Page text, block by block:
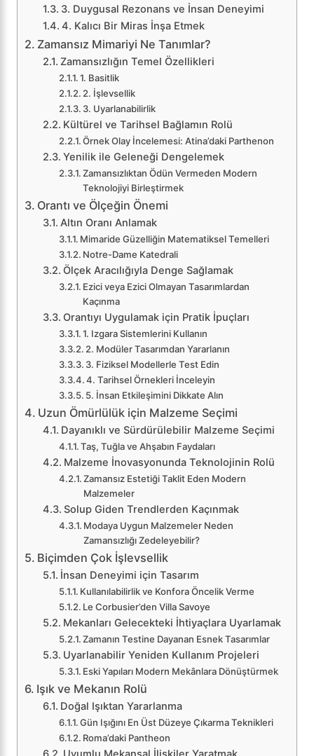
3. Duygusal Rezonans ve İnsan Deneyimi
4. Kalıcı Bir Miras İnşa Etmek
Zamansız Mimariyi Ne Tanımlar?
Zamansızlığın Temel Özellikleri
1. Basitlik
2. İşlevsellik
3. Uyarlanabilirlik
Kültürel ve Tarihsel Bağlamın Rolü
Örnek Olay İncelemesi: Atina’daki Parthenon
Yenilik ile Geleneği Dengelemek
Zamansızlıktan Ödün Vermeden Modern
Teknolojiyi Birleştirmek
Orantı ve Ölçeğin Önemi
Altın Oranı Anlamak
Mimaride Güzelliğin Matematiksel Temelleri
Notre-Dame Katedrali
Ölçek Aracılığıyla Denge Sağlamak
Ezici veya Ezici Olmayan Tasarımlardan
Kaçınma
Orantıyı Uygulamak için Pratik İpuçları
1. Izgara Sistemlerini Kullanın
2. Modüler Tasarımdan Yararlanın
3. Fiziksel Modellerle Test Edin
4. Tarihsel Örnekleri İnceleyin
5. İnsan Etkileşimini Dikkate Alın
Uzun Ömürlülük için Malzeme Seçimi
Dayanıklı ve Sürdürülebilir Malzeme Seçimi
Taş, Tuğla ve Ahşabın Faydaları
Malzeme İnovasyonunda Teknolojinin Rolü
Zamansız Estetiği Taklit Eden Modern
Malzemeler
Solup Giden Trendlerden Kaçınmak
Modaya Uygun Malzemeler Neden
Zamansızlığı Zedeleyebilir?
Biçimden Çok İşlevsellik
İnsan Deneyimi için Tasarım
Kullanılabilirlik ve Konfora Öncelik Verme
Le Corbusier’den Villa Savoye
Mekanları Gelecekteki İhtiyaçlara Uyarlamak
Zamanın Testine Dayanan Esnek Tasarımlar
Uyarlanabilir Yeniden Kullanım Projeleri
Eski Yapıları Modern Mekânlara Dönüştürmek
Işık ve Mekanın Rolü
Doğal Işıktan Yararlanma
Gün Işığını En Üst Düzeye Çıkarma Teknikleri
Roma’daki Pantheon